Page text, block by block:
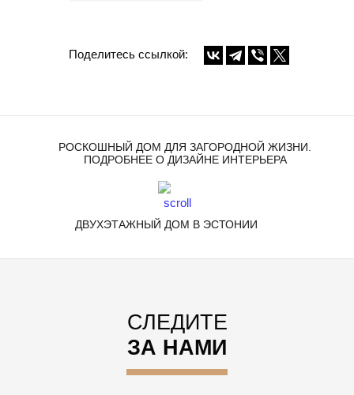
Поделитесь ссылкой:
РОСКОШНЫЙ ДОМ ДЛЯ ЗАГОРОДНОЙ ЖИЗНИ.
ПОДРОБНЕЕ О ДИЗАЙНЕ ИНТЕРЬЕРА
ДВУХЭТАЖНЫЙ ДОМ В ЭСТОНИИ
СЛЕДИТЕ
ЗА НАМИ